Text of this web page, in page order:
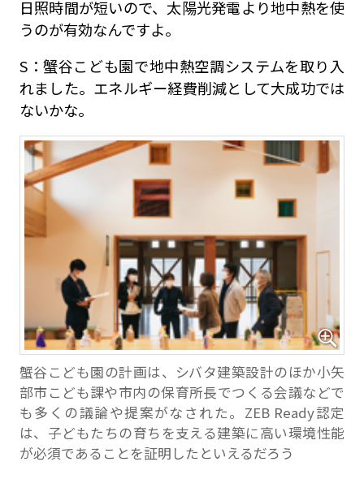
日照時間が短いので、太陽光発電より地中熱を使
うのが有効なんですよ。
S：蟹谷こども園で地中熱空調システムを取り入
れました。エネルギー経費削減として大成功では
ないかな。
蟹谷こども園の計画は、シバタ建築設計のほか小矢
部市こども課や市内の保育所長でつくる会議などで
も多くの議論や提案がなされた。ZEB Ready認定
は、子どもたちの育ちを支える建築に高い環境性能
が必須であることを証明したといえるだろう